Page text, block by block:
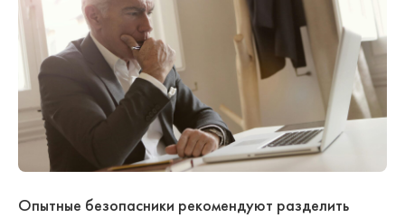
Опытные безопасники рекомендуют разделить